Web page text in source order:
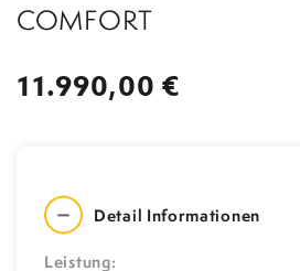
COMFORT
11.990,00 €
Detail Informationen
Leistung:
ÄCH